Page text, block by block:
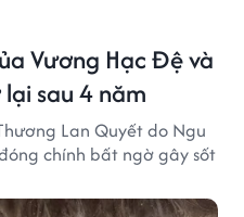
Vương Hạc Đệ và
sau 4 năm
Lan Quyết do Ngu
chính bất ngờ gây sốt